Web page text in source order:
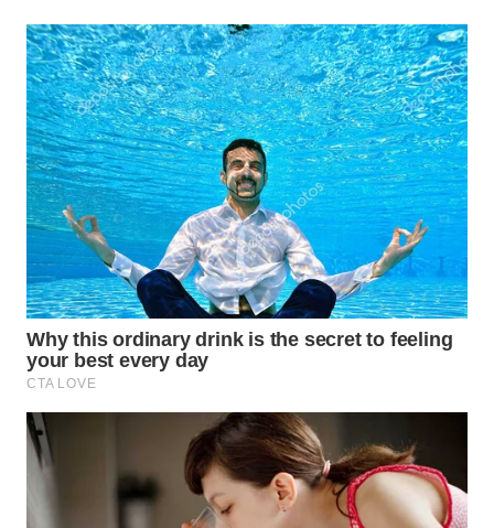
WN
BOGOR
WN
DEPOK
WN
TAPANULI
UTARA
WN
SAMOSIR
PADANG
LAWAS